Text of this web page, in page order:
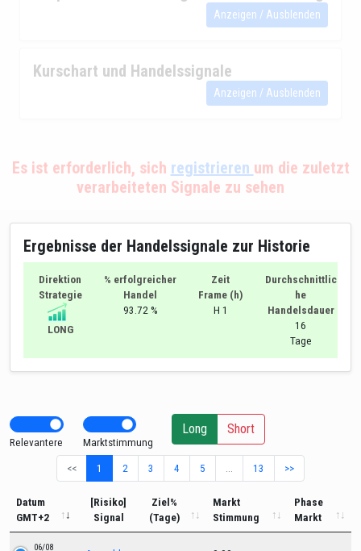
Anzeigen / Ausblenden
Kurschart und Handelssignale
Anzeigen / Ausblenden
Es ist erforderlich, sich registrieren um die zuletzt
verarbeiteten Signale zu sehen
Ergebnisse der Handelssignale zur Historie
Direktion
Strategie
LONG
% erfolgreicher
Handel
93.72 %
Zeit
Frame (h)
H 1
Durchschnittlic
he
Handelsdauer
16
Tage
Relevantere Marktstimmung
Long Short
<< 1 2 3 4 5 13 >>
Datum
GMT+2
[Risiko]
Signal
Ziel%
(Tage)
Markt
Stimmung
Phase
Markt
06/08